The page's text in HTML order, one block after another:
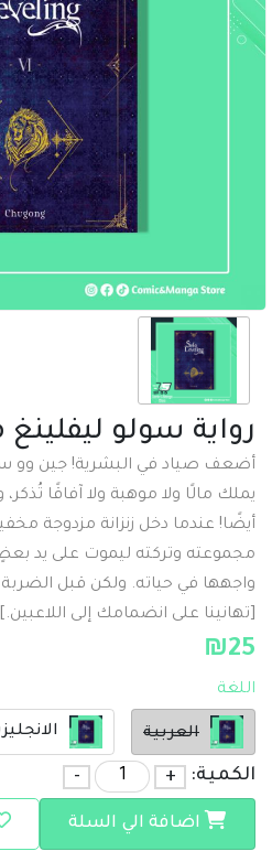
رواية سولو ليفلينغ
يملك مالًا ولا موهبة ولا آفاقًا
أيضًا! عندما دخل زنزانة مزدوجة
مجموعته وتركته ليموت على يد
واجهها في حياته. ولكن قبل الضربة
[تهانينا على انضمامك إلى اللاعبين.]
₪25
اللغة
العربية
الكمية: +
-
اضافة الي السلة